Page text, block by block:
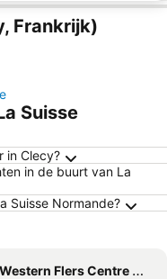
Frankrijk)
Suisse
in Clecy?
in de buurt van La
Suisse Normande?
Flers Centre Gare